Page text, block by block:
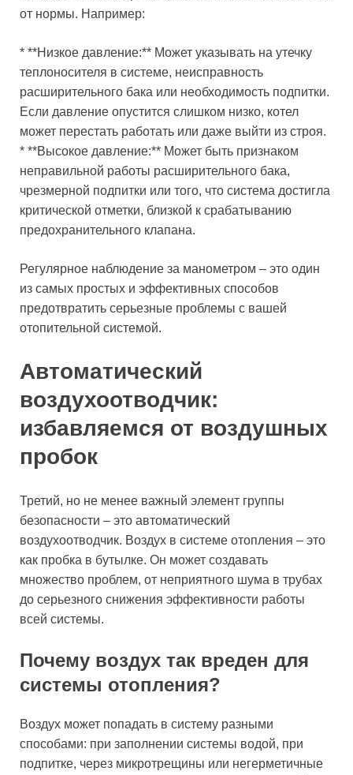
от нормы. Например:
* **Низкое давление:** Может указывать на утечку
теплоносителя в системе, неисправность
расширительного бака или необходимость подпитки.
Если давление опустится слишком низко, котел
может перестать работать или даже выйти из строя.
* **Высокое давление:** Может быть признаком
неправильной работы расширительного бака,
чрезмерной подпитки или того, что система достигла
критической отметки, близкой к срабатыванию
предохранительного клапана.
Регулярное наблюдение за манометром – это один
из самых простых и эффективных способов
предотвратить серьезные проблемы с вашей
отопительной системой.
Автоматический
воздухоотводчик:
избавляемся от воздушных
пробок
Третий, но не менее важный элемент группы
безопасности – это автоматический
воздухоотводчик. Воздух в системе отопления – это
как пробка в бутылке. Он может создавать
множество проблем, от неприятного шума в трубах
до серьезного снижения эффективности работы
всей системы.
Почему воздух так вреден для
системы отопления?
Воздух может попадать в систему разными
способами: при заполнении системы водой, при
подпитке, через микротрещины или негерметичные